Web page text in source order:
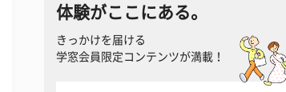
体験がここにある。
きっかけを届ける
学窓会員限定コンテンツが満載！